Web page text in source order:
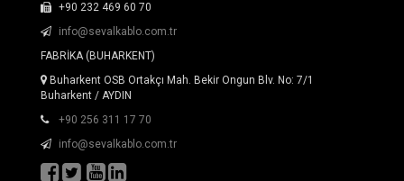
+90 232 469 60 70
info@sevalkablo.com.tr
FABRİKA (BUHARKENT)
Buharkent OSB Ortakçı Mah. Bekir Ongun Blv. No: 7/1
Buharkent / AYDIN
+90 256 311 17 70
info@sevalkablo.com.tr